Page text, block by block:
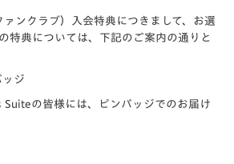
ンクラブ）入会特典につきまして、お選
特典については、下記のご案内の通りと
ジ
の皆様には、
ピンバッジでのお届け